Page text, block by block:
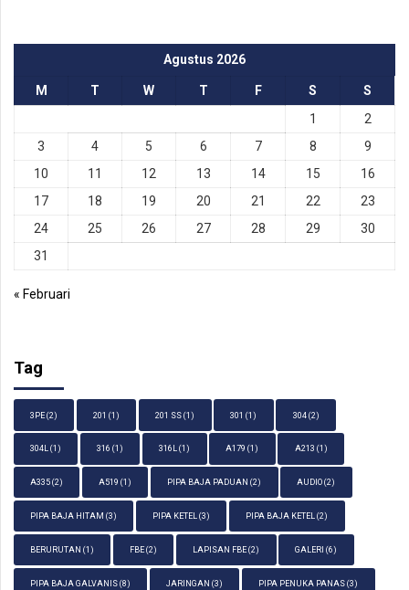
Agustus 2026
M T W T F S
S
1
2
3
4 5 6 7 8
9
10
11 12 13 14 15
16
17
18 19 20 21 22
23
24
25 26 27 28 29
30
31
« Februari
Tag
3PE (2) 201 (1) 201 SS (1) 301 (1) 304(2)
304L (1) 316 (1) 316L (1) A179 (1) A213 (1)
A335 (2) A519 (1) PIPA BAJA PADUAN (2) AUDIO (2)
PIPA BAJA HITAM (3) PIPA KETEL (3) PIPA BAJA KETEL (2)
BERURUTAN (1) FBE(2) LAPISAN FBE(2) GALERI (6)
PIPA BAJA GALVANIS (8) JARINGAN (3) PIPA PENUKA PANAS (3)